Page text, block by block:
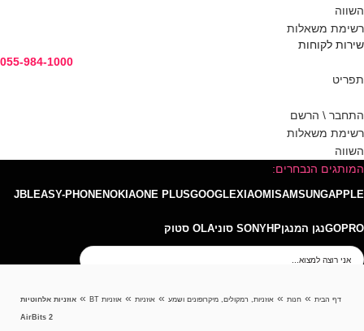
השווה
רשימת משאלות
שירות לקוחות
055-984-1000
תפריט
התחבר \ הרשם
רשימת משאלות
השווה
המותגים הנבחרים:
APPLE
SAMSUNG
XIAOMI
GOOGLE
ONE PLUS
NOKIA
EASY-PHONE
JBL
GOPROנגן המנגןHPSONY סוני OLA סטוק
דף הבית» חנות» אוזניות, רמקולים, מיקרופונים ושמע» אוזניות» אוזניות BT » אוזניות אלחוטיות
AirBits 2